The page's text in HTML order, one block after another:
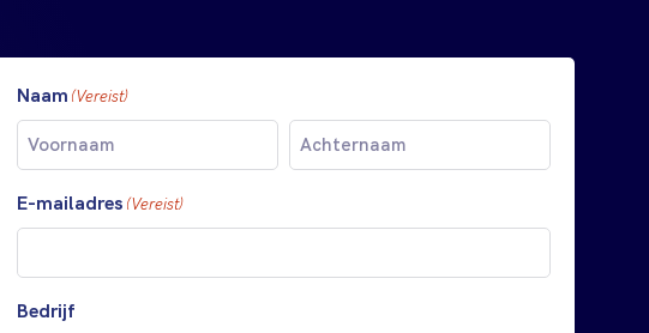
Naam (Vereist)
E-mailadres (Vereist)
Bedrijf